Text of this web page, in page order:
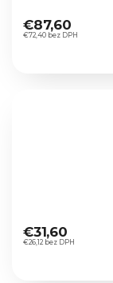
hodnotenie
produktu
€72,40 bez DPH
€87,60
hodnotenie
produktu
€26,12 bez DPH
€31,60